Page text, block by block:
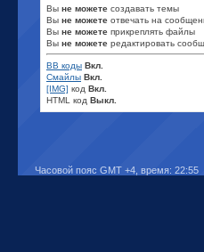
Вы не можете создавать темы
Вы не можете отвечать на
Вы не можете прикреплять файлы
Вы не можете редактировать
BB коды Вкл.
Смайлы Вкл.
[IMG] код Вкл.
HTML код Выкл.
Часовой пояс GMT +4, время: 22:55